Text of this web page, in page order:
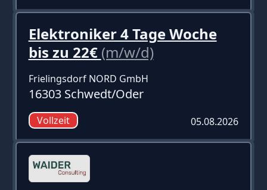
Elektroniker 4 Tage Woche
bis zu 22€ (m/w/d)
Frielingsdorf NORD GmbH
16303 Schwedt/Oder
Vollzeit 05.08.2026